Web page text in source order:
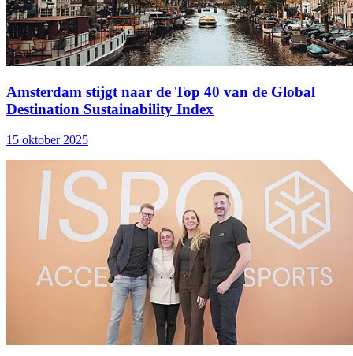
Amsterdam stijgt naar de Top 40 van de Global
Destination Sustainability Index
15 oktober 2025